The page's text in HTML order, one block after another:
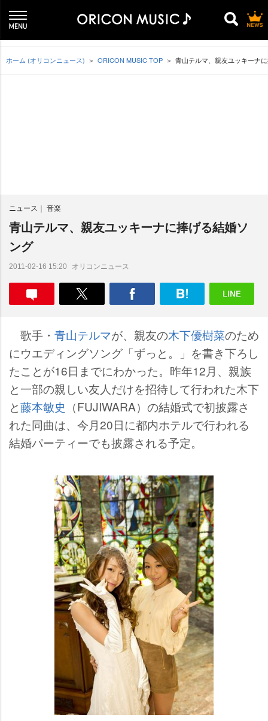
ホーム (オリコンニュース) ORICON MUSIC TOP 青山テルマ、親友ユッキーナ
ニュース 音楽
青山テルマ、親友ユッキーナに捧げる結婚ソ
ング
2011-02-16 15:20 オリコンニュース
歌手・ 青山テルマが、親友の木下優樹菜のため
にウエディングソング「ずっと。」を書き下ろし
たことが16日までにわかった。昨年12月、親族
と一部の親しい友人だけを招待して行われた木下
と藤本敏史 （FUJIWARA）の結婚式で初披露さ
れた同曲は、今月20日に都内ホテルで行われる
結婚パーティーでも披露される予定。